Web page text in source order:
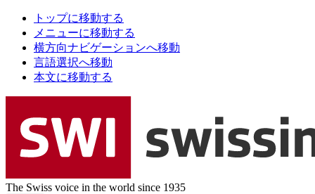
トップに移動する
メニューに移動する
横方向ナビゲーションへ移動
言語選択へ移動
本文に移動する
The Swiss voice in the world since 1935